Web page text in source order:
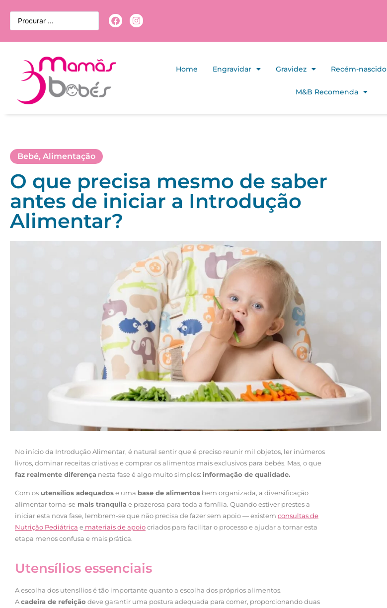
Home Engravidar Gravidez Recém-nascido
M&B Recomenda
Bebé, Alimentação
O que precisa mesmo de saber
antes de iniciar a Introdução
Alimentar?
No início da Introdução Alimentar, é natural sentir que é preciso reunir mil objetos, ler inúmeros
livros, dominar receitas criativas e comprar os alimentos mais exclusivos para bebés. Mas, o que
faz realmente diferença nesta fase é algo muito simples: informação de qualidade.
Com os utensílios adequadose uma base de alimentos bem organizada, a diversificação
alimentar torna-se mais tranquila e prazerosa para toda a família. Quando estiver prestes a
iniciar esta nova fase, lembrem-se que não precisa de fazer sem apoio — existem consultas de
Nutrição Pediátrica e materiais de apoiocriados para facilitar o processo e ajudar a tornar esta
etapa menos confusa e mais prática.
Utensílios essenciais
A escolha dos utensílios é tão importante quanto a escolha dos próprios alimentos.
Acadeira de refeição deve garantir uma postura adequada para comer, proporcionando duas